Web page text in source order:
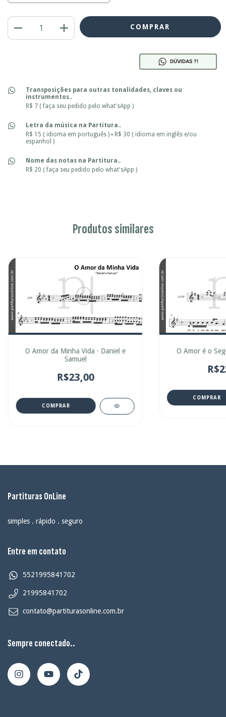
DÚVIDAS ?!
Transposições para outras tonalidades, claves ou
instrumentos..
R$ 7 ( faça seu pedido pelo what'sApp )
Letra da música na Partitura..
R$ 15 ( idioma em português ) ▪ R$ 30 ( idioma em inglês e/ou
espanhol )
Nome das notas na Partitura..
R$ 20 ( faça seu pedido pelo what'sApp )
Produtos similares
O Amor da Minha Vida · Daniel e
Samuel
R$23,00
COMPRAR
O Amor é o
COMPRAR
Partituras OnLine
simples . rápido . seguro
Entre em contato
5521995841702
21995841702
contato@partiturasonline.com.br
Sempre conectado..